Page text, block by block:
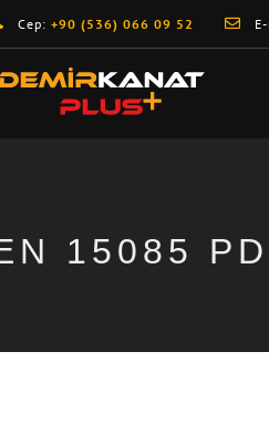
Cep: +90 (536) 066 09 52
15085